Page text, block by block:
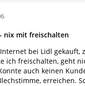
nix mit freischalten
bei Lidl gekauft,
ich freischalten, geht
auch keinen
erreichen.